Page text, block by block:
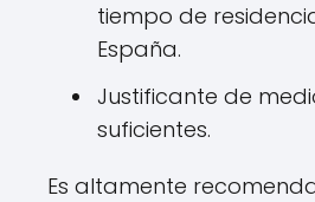
tiempo de
España.
Justificante de
suficientes.
Es altamente